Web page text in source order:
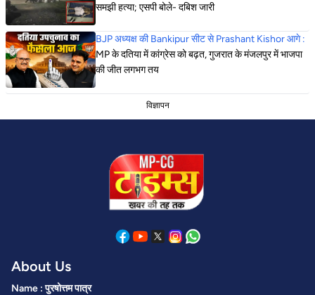
समझी हत्या; एसपी बोले- दबिश जारी
BJP अध्यक्ष की Bankipur सीट से Prashant Kishor आगे :
MP के दतिया में कांग्रेस को बढ़त, गुजरात के मंजलपुर में भाजपा
की जीत लगभग तय
विज्ञापन
About Us
Name : पुरषोत्तम पात्र